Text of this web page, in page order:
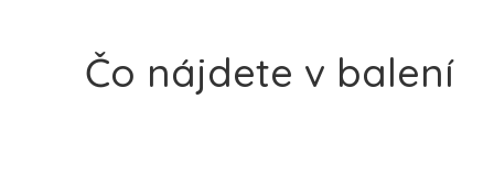
Čo nájdete v balení